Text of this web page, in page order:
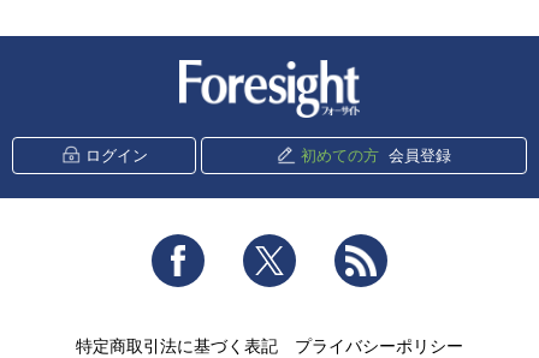
ログイン 初めての方 会員登録
Facebook Twitter
特定商取引法に基づく表記 プライバシーポリシー